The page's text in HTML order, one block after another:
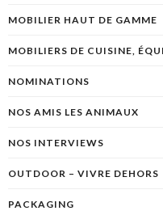
MOBILIER HAUT DE GAMME
MOBILIERS DE CUISINE,
NOMINATIONS
NOS AMIS LES ANIMAUX
NOS INTERVIEWS
OUTDOOR – VIVRE DEHORS
PACKAGING